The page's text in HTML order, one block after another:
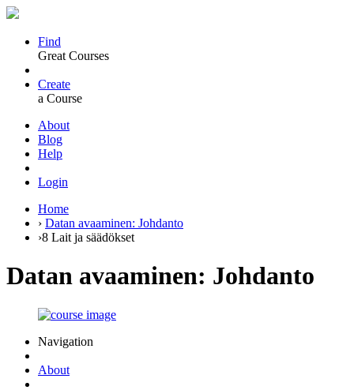
Find
Great Courses
Create
a Course
About
Blog
Help
Login
Home
› Datan avaaminen: Johdanto
›8 Lait ja säädökset
Datan avaaminen: Johdanto
Navigation
About